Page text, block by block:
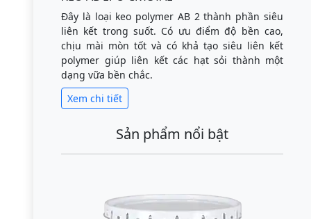
Đây là loại keo polymer AB 2 thành phần siêu
liên kết trong suốt. Có ưu điểm độ bền cao,
chịu mài mòn tốt và có khả tạo siêu liên kết
polymer giúp liên kết các hạt sỏi thành một
dạng vữa bền chắc.
Xem chi tiết
Sản phẩm nổi bật